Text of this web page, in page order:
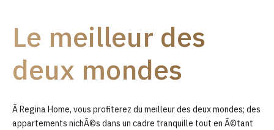
0
Le meilleur des
deux mondes
Ã Regina Home, vous profiterez du meilleur des deux mondes; des
appartements nichÃ©s dans un cadre tranquille tout en Ã©tant